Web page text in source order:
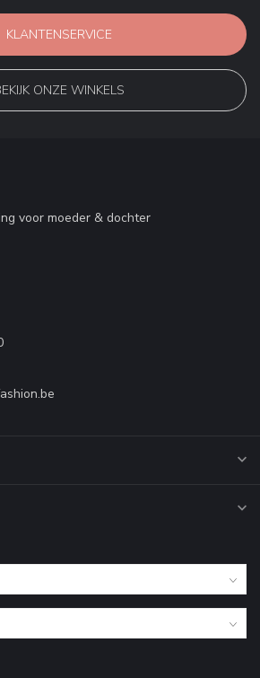
KLANTENSERVICE
ONZE WINKELS
voor moeder & dochter